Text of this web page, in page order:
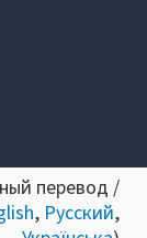
перевод /
, Русский,